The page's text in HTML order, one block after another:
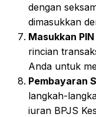
dengan
dimasukkan
Masukkan
rincian
Anda untuk
Pembayaran
langkah-
iuran BPJS